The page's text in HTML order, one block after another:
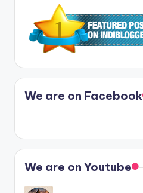
We are on Facebook
We are on Youtube